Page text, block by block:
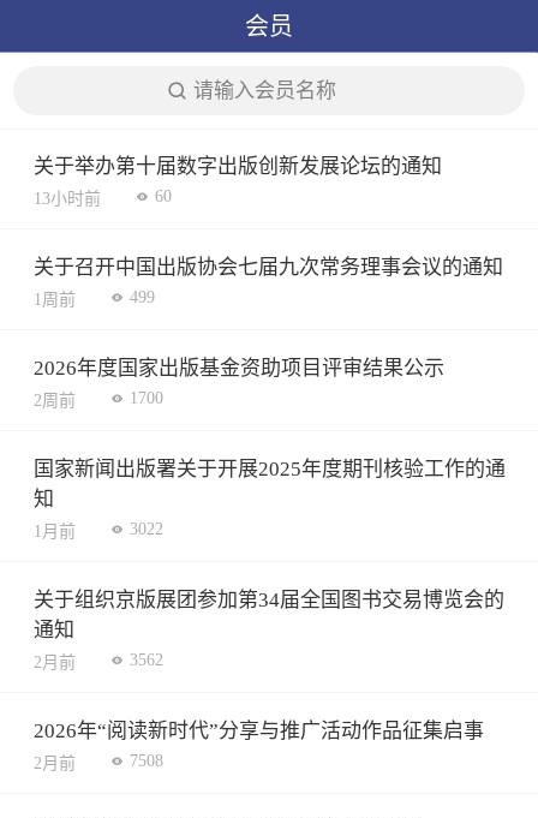
会员
请输入会员名称
关于举办第十届数字出版创新发展论坛的通知
13小时前 60
关于召开中国出版协会七届九次常务理事会议的通知
1周前 499
2026年度国家出版基金资助项目评审结果公示
2周前 1700
国家新闻出版署关于开展2025年度期刊核验工作的通
知
1月前 3022
关于组织京版展团参加第34届全国图书交易博览会的
通知
2月前 3562
2026年“阅读新时代”分享与推广活动作品征集启事
2月前 7508